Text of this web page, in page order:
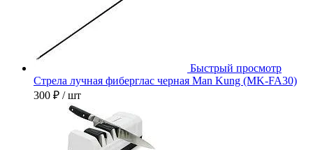
Быстрый просмотр
Стрела лучная фиберглас черная Man Kung (MK-FA30)
300 ₽ / шт